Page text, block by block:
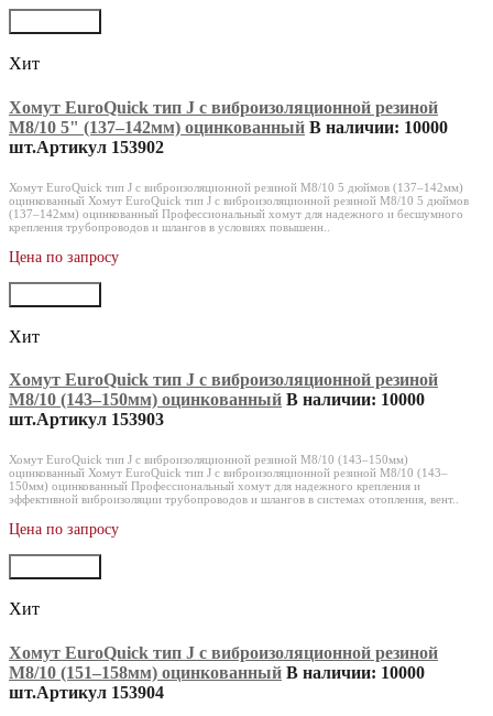
Хит
Хомут EuroQuick тип J с виброизоляционной резиной
M8/10 5" (137‒142мм) оцинкованный В наличии: 10000
шт.Артикул 153902
Хомут EuroQuick тип J с виброизоляционной резиной M8/10 5 дюймов (137–142мм)
оцинкованный Хомут EuroQuick тип J с виброизоляционной резиной M8/10 5 дюймов
(137–142мм) оцинкованный Профессиональный хомут для надежного и бесшумного
крепления трубопроводов и шлангов в условиях повышенн..
Цена по запросу
Хит
Хомут EuroQuick тип J с виброизоляционной резиной
M8/10 (143‒150мм) оцинкованный В наличии: 10000
шт.Артикул 153903
Хомут EuroQuick тип J с виброизоляционной резиной M8/10 (143–150мм)
оцинкованный Хомут EuroQuick тип J с виброизоляционной резиной M8/10 (143–
150мм) оцинкованный Профессиональный хомут для надежного крепления и
эффективной виброизоляции трубопроводов и шлангов в системах отопления, вент..
Цена по запросу
Хит
Хомут EuroQuick тип J с виброизоляционной резиной
M8/10 (151‒158мм) оцинкованный В наличии: 10000
шт.Артикул 153904